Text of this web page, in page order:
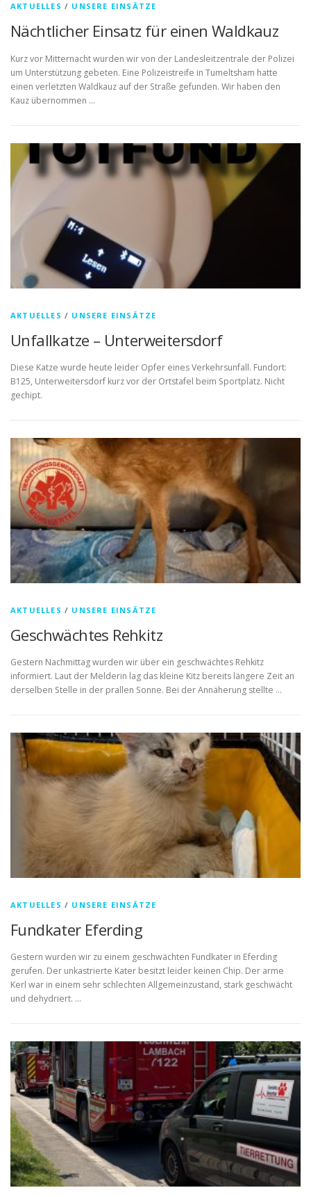
AKTUELLES / UNSERE EINSÄTZE
Nächtlicher Einsatz für einen Waldkauz
Kurz vor Mitternacht wurden wir von der Landesleitzentrale der Polizei
um Unterstützung gebeten. Eine Polizeistreife in Tumeltsham hatte
einen verletzten Waldkauz auf der Straße gefunden. Wir haben den
Kauz übernommen …
AKTUELLES / UNSERE EINSÄTZE
Unfallkatze – Unterweitersdorf
Diese Katze wurde heute leider Opfer eines Verkehrsunfall. Fundort:
B125, Unterweitersdorf kurz vor der Ortstafel beim Sportplatz. Nicht
gechipt.
AKTUELLES / UNSERE EINSÄTZE
Geschwächtes Rehkitz
Gestern Nachmittag wurden wir über ein geschwächtes Rehkitz
informiert. Laut der Melderin lag das kleine Kitz bereits längere Zeit an
derselben Stelle in der prallen Sonne. Bei der Annäherung stellte …
AKTUELLES / UNSERE EINSÄTZE
Fundkater Eferding
Gestern wurden wir zu einem geschwächten Fundkater in Eferding
gerufen. Der unkastrierte Kater besitzt leider keinen Chip. Der arme
Kerl war in einem sehr schlechten Allgemeinzustand, stark geschwächt
und dehydriert. …